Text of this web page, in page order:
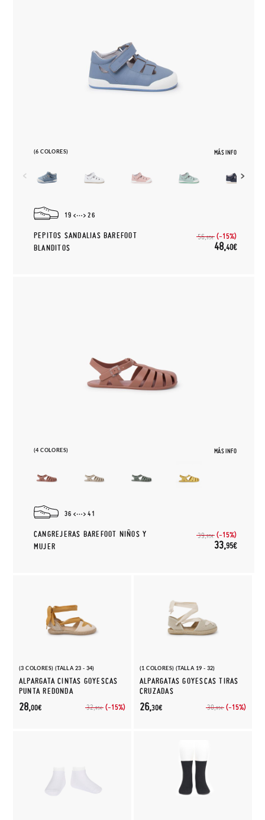
(6 COLORES) MÁS INFO
19 26
PEPITOS SANDALIAS BAREFOOT
BLANDITOS
56,95€ (-15%)
48,40€
(4 COLORES) MÁS INFO
36 41
CANGREJERAS BAREFOOT NIÑOS Y
MUJER
39,95€ (-15%)
33,95€
(3 COLORES) (TALLA 23 - 34)
ALPARGATA CINTAS GOYESCAS
PUNTA REDONDA
32,95€ (-15%)
28,00€
(1 COLORES) (TALLA 19 - 32)
ALPARGATAS GOYESCAS TIRAS
CRUZADAS
30,95€ (-15%)
26,30€